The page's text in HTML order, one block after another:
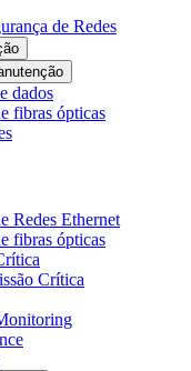
de Redes
dados
fibras ópticas
Redes Ethernet
fibras ópticas
Crítica